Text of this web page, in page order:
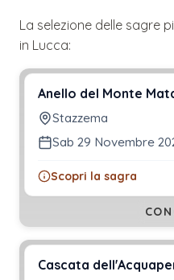
La selezione delle sagre
in Lucca:
Anello del Monte
Stazzema
Sab 29 Novembre
Scopri la sagra
Cascata